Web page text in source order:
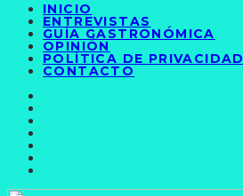
INICIO
ENTREVISTAS
GUÍA GASTRONÓMICA
OPINIÓN
POLÍTICA DE PRIVACIDAD
CONTACTO